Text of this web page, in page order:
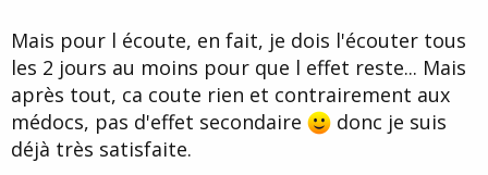
Mais pour l écoute, en fait, je dois l'écouter tous
les 2 jours au moins pour que l effet reste... Mais
après tout, ca coute rien et contrairement aux
médocs, pas d'effet secondaire
donc je suis
déjà très satisfaite.